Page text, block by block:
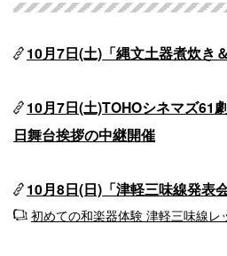
10月7日(土)「縄文土器煮炊き
10月7日(土)TOHOシネマズ61
日舞台挨拶の中継開催
10月8日(日)「津軽三味線発表会
初めての和楽器体験 津軽三味線レ